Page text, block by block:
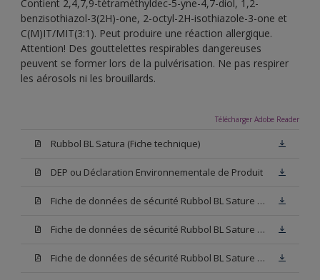
Contient 2,4,7,9-tétraméthyldec-5-yne-4,7-diol, 1,2-
benzisothiazol-3(2H)-one, 2-octyl-2H-isothiazole-3-one et
C(M)IT/MIT(3:1). Peut produire une réaction allergique.
Attention! Des gouttelettes respirables dangereuses
peuvent se former lors de la pulvérisation. Ne pas respirer
les aérosols ni les brouillards.
Télécharger Adobe Reader
Rubbol BL Satura (Fiche technique)
DEP ou Déclaration Environnementale de Produit
Fiche de données de sécurité Rubbol BL Sature W05 (SDS)
Fiche de données de sécurité Rubbol BL Sature N00 (SDS)
Fiche de données de sécurité Rubbol BL Sature Blanc (SDS)